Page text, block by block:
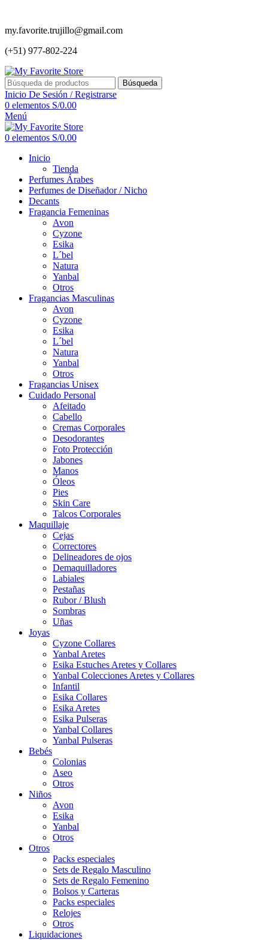
my.favorite.trujillo@gmail.com
(+51) 977-802-224
Búsqueda
Inicio De Sesión / Registrarse
0 elementos S/0.00
Menú
0 elementos S/0.00
Inicio
Tienda
Perfumes Árabes
Perfumes de Diseñador / Nicho
Decants
Fragancia Femeninas
Avon
Cyzone
Esika
L´bel
Natura
Yanbal
Otros
Fragancias Masculinas
Avon
Cyzone
Esika
L´bel
Natura
Yanbal
Otros
Fragancias Unisex
Cuidado Personal
Afeitado
Cabello
Cremas Corporales
Desodorantes
Foto Protección
Jabones
Manos
Óleos
Pies
Skin Care
Talcos Corporales
Maquillaje
Cejas
Correctores
Delineadores de ojos
Demaquilladores
Labiales
Pestañas
Rubor / Blush
Sombras
Uñas
Joyas
Cyzone Collares
Yanbal Aretes
Esika Estuches Aretes y Collares
Yanbal Colecciones Aretes y Collares
Infantil
Esika Collares
Esika Aretes
Esika Pulseras
Yanbal Collares
Yanbal Pulseras
Bebés
Colonias
Aseo
Otros
Niños
Avon
Esika
Yanbal
Otros
Otros
Packs especiales
Sets de Regalo Masculino
Sets de Regalo Femenino
Bolsos y Carteras
Packs especiales
Relojes
Otros
Liquidaciones